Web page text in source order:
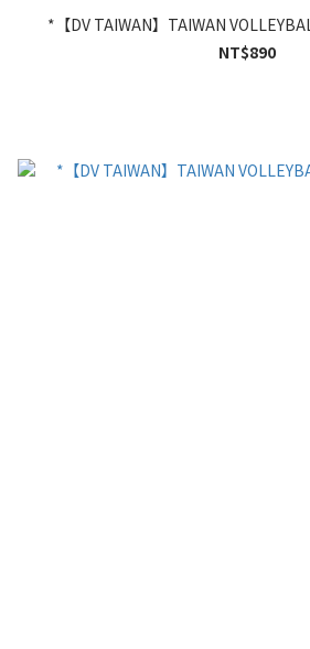
*【DV TAIWAN】TAIWAN
NT$890